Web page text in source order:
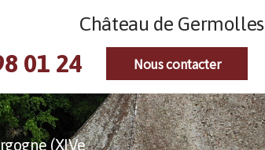
Château de Germolles
01 24 Nous contacter
(XIVe